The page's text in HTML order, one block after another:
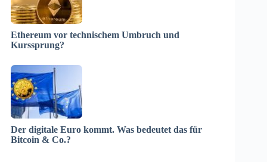
Ethereum vor technischem Umbruch und
Kurssprung?
Der digitale Euro kommt. Was bedeutet das für
Bitcoin & Co.?